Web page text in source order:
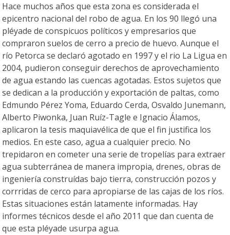
Hace muchos años que esta zona es considerada el
epicentro nacional del robo de agua. En los 90 llegó una
pléyade de conspicuos políticos y empresarios que
compraron suelos de cerro a precio de huevo. Aunque el
río Petorca se declaró agotado en 1997 y el rio La Ligua en
2004, pudieron conseguir derechos de aprovechamiento
de agua estando las cuencas agotadas. Estos sujetos que
se dedican a la producción y exportación de paltas, como
Edmundo Pérez Yoma, Eduardo Cerda, Osvaldo Junemann,
Alberto Piwonka, Juan Ruíz-Tagle e Ignacio Álamos,
aplicaron la tesis maquiavélica de que el fin justifica los
medios. En este caso, agua a cualquier precio. No
trepidaron en cometer una serie de tropelías para extraer
agua subterránea de manera impropia, drenes, obras de
ingeniería construídas bajo tierra, construcción pozos y
corrridas de cerco para apropiarse de las cajas de los ríos.
Estas situaciones están latamente informadas. Hay
informes técnicos desde el año 2011 que dan cuenta de
que esta pléyade usurpa agua.